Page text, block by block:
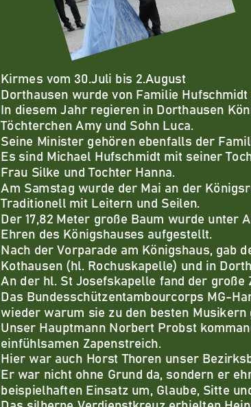
Kirmes vom 30. Juli bis 2.August
Dorthausen wurde von Familie
In diesem Jahr regieren in Dorthausen
Töchterchen Amy und Sohn Luca.
Seine Minister gehören ebenfalls der
Es sind Michael Hufschmidt mit seiner
Frau Silke und Tochter Hanna.
Am Samstag wurde der Mai an der
Traditionell mit Leitern und Seilen.
Der 17,82 Meter große Baum wurde unter
Ehren des Königshauses aufgestellt.
Nach der Vorparade am Königshaus, gab
Kothausen (hl. Rochuskapelle) und in
An der hl. St Josefskapelle fand der große
Das Bundesschützentambourcorps MG-
wieder warum sie zu den besten Musikern
Unser Hauptmann Norbert Probst
einfühlsamen Zapenstreich.
Hier war auch Horst Thoren unser
Er war nicht ohne Grund da, sondern er
beispielhaften Einsatz um Glaube, Sitte
Das silberne Verdienstkreuz erhielten